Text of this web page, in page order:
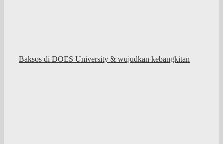
Baksos di DOES University & wujudkan kebangkitan